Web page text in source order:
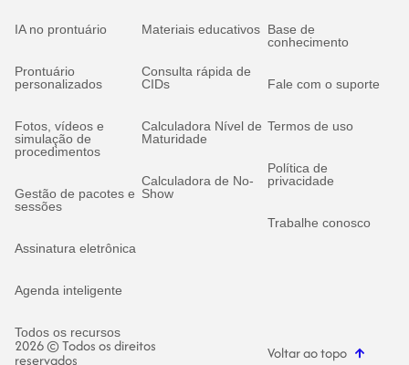
IA no prontuário
Prontuário
personalizados
Fotos, vídeos e
simulação de
procedimentos
Gestão de pacotes e
sessões
Assinatura eletrônica
Agenda inteligente
Todos os recursos
Materiais educativos
Consulta rápida de
CIDs
Calculadora Nível de
Maturidade
Calculadora de No-
Show
Base de
conhecimento
Fale com o suporte
Termos de uso
Política de
privacidade
Trabalhe conosco
2026 © Todos os direitos
reservados Voltar ao topo